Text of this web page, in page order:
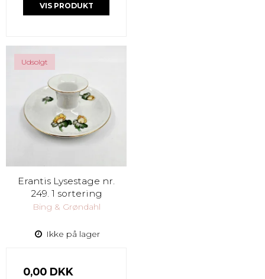
VIS PRODUKT
Udsolgt
Erantis Lysestage nr.
249. 1 sortering
Bing & Grøndahl
Ikke på lager
0,00 DKK